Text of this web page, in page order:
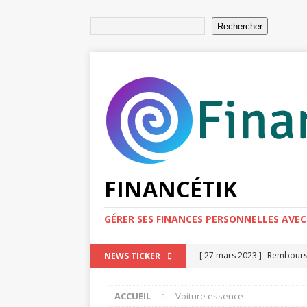
Rechercher
FINANCÉTIK
GÉRER SES FINANCES PERSONNELLES
NEWS TICKER [ 27 mars 2023 ]
[ 20 mars 2023 ]
ACCUEIL Voiture essence